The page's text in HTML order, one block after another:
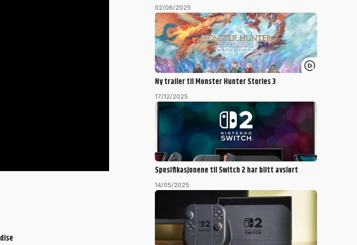
02/06/2025
Ny trailer til Monster Hunter Stories 3
17/12/2025
Spesifikasjonene til Switch 2 har blitt avslørt
14/05/2025